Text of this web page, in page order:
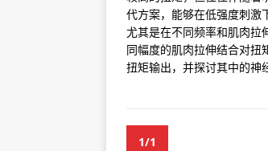
代方案，能够在低强度刺激
尤其是在不同频率和肌肉拉
同幅度的肌肉拉伸结合对扭
扭矩输出，并探讨其中的神
1/1